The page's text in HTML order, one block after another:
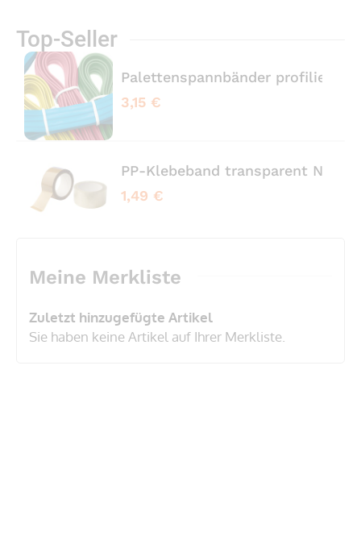
Top-Seller
Palettenspannbänder profiliert
3,15 €
PP-Klebeband transparent No
1,49 €
Meine Merkliste
Zuletzt hinzugefügte Artikel
Sie haben keine Artikel auf Ihrer Merkliste.